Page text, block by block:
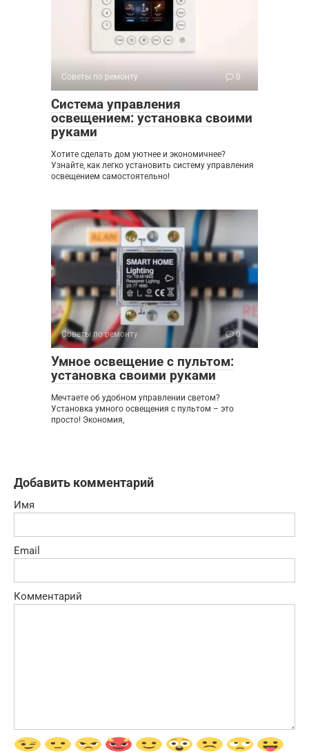
Советы по ремонту 0
Система управления
освещением: установка своими
руками
Хотите сделать дом уютнее и экономичнее?
Узнайте, как легко установить систему управления
освещением самостоятельно!
Советы по ремонту 0
Умное освещение с пультом:
установка своими руками
Мечтаете об удобном управлении светом?
Установка умного освещения с пультом – это
просто! Экономия,
Добавить комментарий
Имя
Email
Комментарий